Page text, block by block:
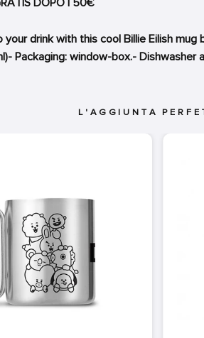
DOPO I 50€
drink with this cool Billie Eilish mug
Packaging: window-box.- Dishwasher
L'AGGIUNTA